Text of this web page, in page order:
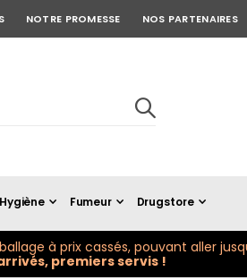
NOTRE PROMESSE NOS PARTENAIRES
Hygiène Fumeur Drugstore
à prix cassés, pouvant aller
premiers servis !